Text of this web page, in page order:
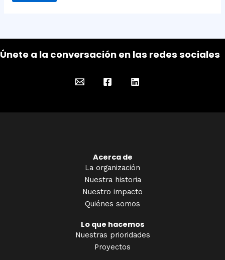
Únete a la conversación en las redes sociales
Acerca de
La organización
Nuestra historia
Nuestro impacto
Quiénes somos
Lo que hacemos
Nuestras prioridades
Proyectos